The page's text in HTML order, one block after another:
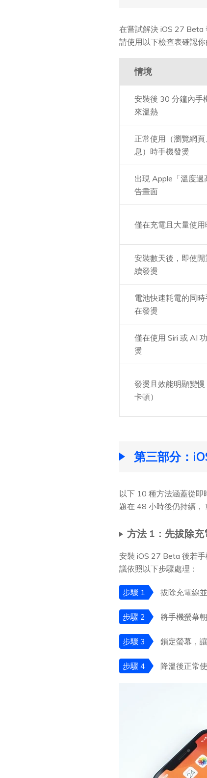
在嘗試解決 iOS 27 Beta
請使用以下檢查表確認你
情境
安裝後 30 分鐘內手
來溫熱
正常使用（瀏覽網
息）時手機發燙
出現 Apple「溫度過
告畫面
僅在充電且大量使用
安裝數天後，即使
續發燙
電池快速耗電的同
在發燙
僅在使用 Siri 或 AI
燙
發燙且效能明顯變
卡頓）
第三部分：
以下 10 種方法涵蓋從
題在 48 小時後仍持續，
方法 1：先拔除
安裝 iOS 27 Beta 後若
議依照以下步驟處理：
步驟 1 拔除充電線
步驟 2 將手機螢幕
步驟 3 鎖定螢幕，
步驟 4 降溫後正常